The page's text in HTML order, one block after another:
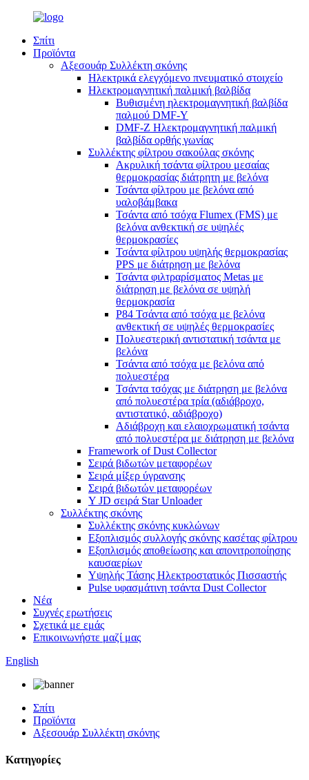
Σπίτι
Προϊόντα
Αξεσουάρ Συλλέκτη σκόνης
Ηλεκτρικά ελεγχόμενο πνευματικό στοιχείο
Ηλεκτρομαγνητική παλμική βαλβίδα
Βυθισμένη ηλεκτρομαγνητική βαλβίδα
παλμού DMF-Y
DMF-Z Ηλεκτρομαγνητική παλμική
βαλβίδα ορθής γωνίας
Συλλέκτης φίλτρου σακούλας σκόνης
Ακρυλική τσάντα φίλτρου μεσαίας
θερμοκρασίας διάτρητη με βελόνα
Τσάντα φίλτρου με βελόνα από
υαλοβάμβακα
Τσάντα από τσόχα Flumex (FMS) με
βελόνα ανθεκτική σε υψηλές
θερμοκρασίες
Τσάντα φίλτρου υψηλής θερμοκρασίας
PPS με διάτρηση με βελόνα
Τσάντα φιλτραρίσματος Metas με
διάτρηση με βελόνα σε υψηλή
θερμοκρασία
P84 Τσάντα από τσόχα με βελόνα
ανθεκτική σε υψηλές θερμοκρασίες
Πολυεστερική αντιστατική τσάντα με
βελόνα
Τσάντα από τσόχα με βελόνα από
πολυεστέρα
Τσάντα τσόχας με διάτρηση με βελόνα
από πολυεστέρα τρία (αδιάβροχο,
αντιστατικό, αδιάβροχο)
Αδιάβροχη και ελαιοχρωματική τσάντα
από πολυεστέρα με διάτρηση με βελόνα
Framework of Dust Collector
Σειρά βιδωτών μεταφορέων
Σειρά μίξερ ύγρανσης
Σειρά βιδωτών μεταφορέων
Y JD σειρά Star Unloader
Συλλέκτης σκόνης
Συλλέκτης σκόνης κυκλώνων
Εξοπλισμός συλλογής σκόνης κασέτας φίλτρου
Εξοπλισμός αποθείωσης και απονιτροποίησης
καυσαερίων
Υψηλής Τάσης Ηλεκτροστατικός Πισσαστής
Pulse υφασμάτινη τσάντα Dust Collector
Νέα
Συχνές ερωτήσεις
Σχετικά με εμάς
Επικοινωνήστε μαζί μας
English
Σπίτι
Προϊόντα
Αξεσουάρ Συλλέκτη σκόνης
Κατηγορίες